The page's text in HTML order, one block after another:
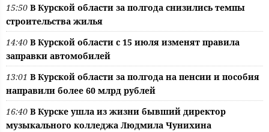
15:50 В Курской области за полгода снизились темпы
строительства жилья
14:40 В Курской области с 15 июля изменят правила
заправки автомобилей
13:01 В Курской области за полгода на пенсии и пособия
направили более 60 млрд рублей
16:40 В Курске ушла из жизни бывший директор
музыкального колледжа Людмила Чунихина